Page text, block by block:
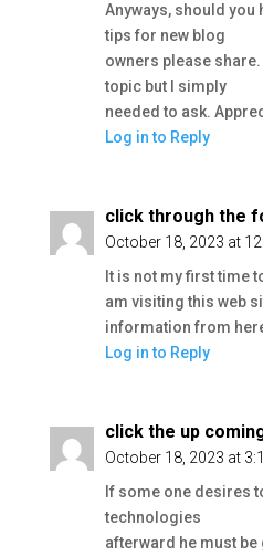
Anyways, should you
tips for new blog
owners please
topic but I simply
needed to ask.
Log in to Reply
click through the
October 18, 2023 at
It is not my first time
am visiting this web
information from
Log in to Reply
click the up
October 18, 2023 at
If some one desires
technologies
afterward he must be